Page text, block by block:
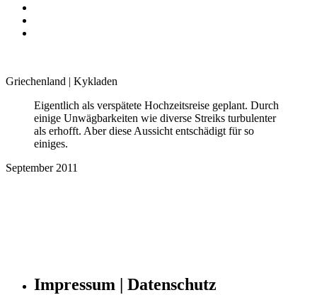
Griechenland | Kykladen
Eigentlich als verspätete Hochzeitsreise geplant. Durch
einige Unwägbarkeiten wie diverse Streiks turbulenter
als erhofft. Aber diese Aussicht entschädigt für so
einiges.
September 2011
Impressum | Datenschutz